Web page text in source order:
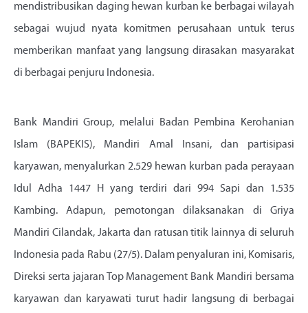
mendistribusikan daging hewan kurban ke berbagai wilayah
sebagai wujud nyata komitmen perusahaan untuk terus
memberikan manfaat yang langsung dirasakan masyarakat
di berbagai penjuru Indonesia.
Bank Mandiri Group, melalui Badan Pembina Kerohanian
Islam (BAPEKIS), Mandiri Amal Insani, dan partisipasi
karyawan, menyalurkan 2.529 hewan kurban pada perayaan
Idul Adha 1447 H yang terdiri dari 994 Sapi dan 1.535
Kambing. Adapun, pemotongan dilaksanakan di Griya
Mandiri Cilandak, Jakarta dan ratusan titik lainnya di seluruh
Indonesia pada Rabu (27/5). Dalam penyaluran ini, Komisaris,
Direksi serta jajaran Top Management Bank Mandiri bersama
karyawan dan karyawati turut hadir langsung di berbagai